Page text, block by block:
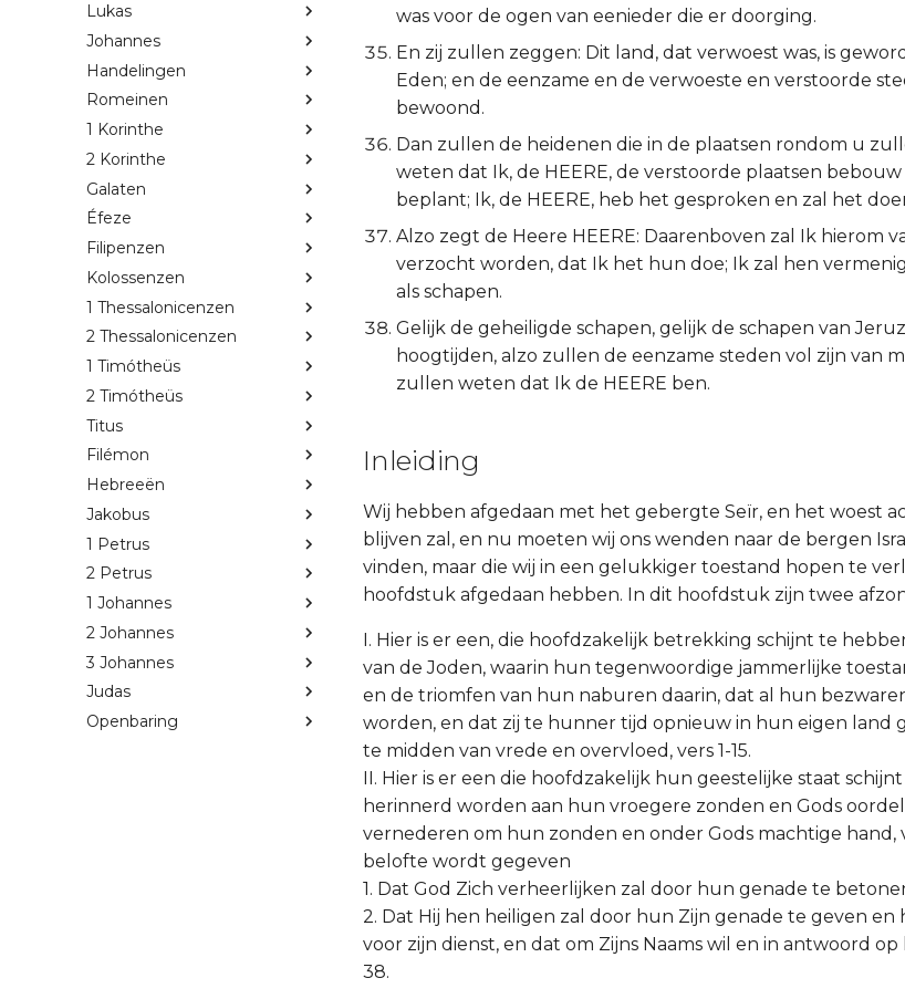
Lukas
Johannes
Handelingen
Romeinen
1 Korinthe
2 Korinthe
Galaten
Éfeze
Filipenzen
Kolossenzen
1 Thessalonicenzen
2 Thessalonicenzen
1 Timótheüs
2 Timótheüs
Titus
Filémon
Hebreeën
Jakobus
1 Petrus
2 Petrus
1 Johannes
2 Johannes
3 Johannes
Judas
Openbaring
was voor de ogen van eenieder die er doorging.
En zij zullen zeggen: Dit land, dat verwoest was, is
Eden; en de eenzame en de verwoeste en verstoorde
bewoond.
Dan zullen de heidenen die in de plaatsen rondom u
weten dat Ik, de HEERE, de verstoorde plaatsen
beplant; Ik, de HEERE, heb het gesproken en zal het
Alzo zegt de Heere HEERE: Daarenboven zal Ik hierom
verzocht worden, dat Ik het hun doe; Ik zal hen
als schapen.
Gelijk de geheiligde schapen, gelijk de schapen van
hoogtijden, alzo zullen de eenzame steden vol zijn van
zullen weten dat Ik de HEERE ben.
Inleiding
Wij hebben afgedaan met het gebergte Seïr, en het woest
blijven zal, en nu moeten wij ons wenden naar de bergen
vinden, maar die wij in een gelukkiger toestand hopen te
hoofdstuk afgedaan hebben. In dit hoofdstuk zijn twee
I. Hier is er een, die hoofdzakelijk betrekking schijnt te
van de Joden, waarin hun tegenwoordige jammerlijke
en de triomfen van hun naburen daarin, dat al hun
worden, en dat zij te hunner tijd opnieuw in hun eigen land
te midden van vrede en overvloed, vers 1-15.
II. Hier is er een die hoofdzakelijk hun geestelijke staat
herinnerd worden aan hun vroegere zonden en Gods
vernederen om hun zonden en onder Gods machtige hand,
belofte wordt gegeven
1. Dat God Zich verheerlijken zal door hun genade te
2. Dat Hij hen heiligen zal door hun Zijn genade te geven
voor zijn dienst, en dat om Zijns Naams wil en in antwoord
38.